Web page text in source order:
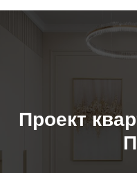
Проект